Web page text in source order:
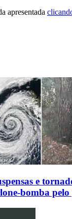
apresentada
e
bomba pelo